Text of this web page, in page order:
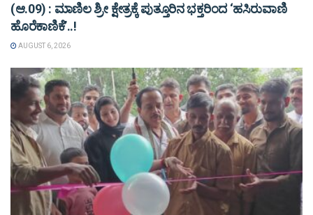
(ಆ.09) : ಮಾಣಿಲ ಶ್ರೀ ಕ್ಷೇತ್ರಕ್ಕೆ ಪುತ್ತೂರಿನ ಭಕ್ತರಿಂದ ‘ಹಸಿರುವಾಣಿ
ಹೊರೆಕಾಣಿಕೆ’..!
AUGUST 6, 2026